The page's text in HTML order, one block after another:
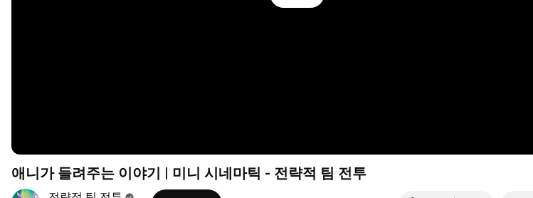
애니가 들려주는 이야기 | 미니 시네마틱 - 전략적 팀 전투